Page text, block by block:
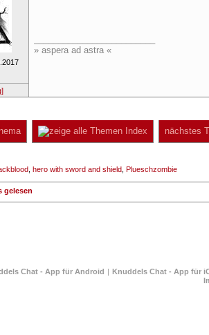
» aspera ad astra «
Index nächstes
hero with sword and shield Plueschzombie
gelesen
Chat - App für Android | Knuddels Chat - App für